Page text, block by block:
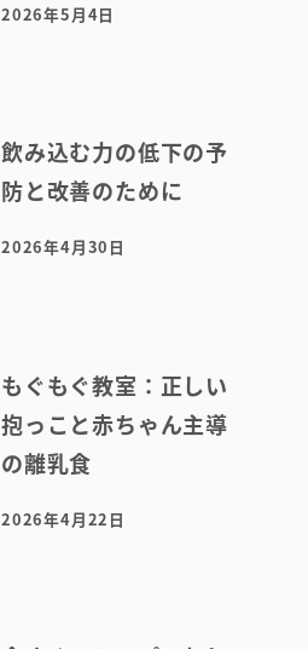
投稿日
2026年5月4日
飲み込む力の低下の予
防と改善のために
投稿日
2026年4月30日
もぐもぐ教室：正しい
抱っこと赤ちゃん主導
の離乳食
投稿日
2026年4月22日